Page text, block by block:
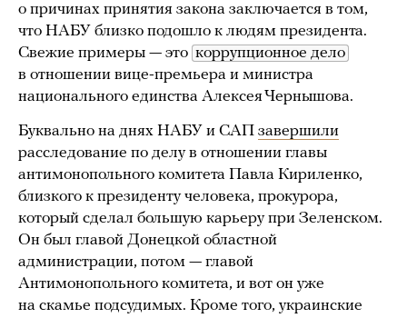
о причинах принятия закона заключается в том,
что НАБУ близко подошло к людям президента.
Свежие примеры — это коррупционное дело
в отношении вице-премьера и министра
национального единства Алексея Чернышова.
Буквально на днях НАБУ и САП завершили
расследование по делу в отношении главы
антимонопольного комитета Павла Кириленко,
близкого к президенту человека, прокурора,
который сделал большую карьеру при Зеленском.
Он был главой Донецкой областной
администрации, потом — главой
Антимонопольного комитета, и вот он уже
на скамье подсудимых. Кроме того, украинские